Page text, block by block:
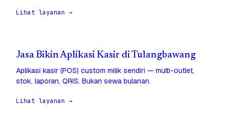
Lihat layanan →
Jasa Bikin Aplikasi Kasir di Tulangbawang
Aplikasi kasir (POS) custom milik sendiri — multi-outlet,
stok, laporan, QRIS. Bukan sewa bulanan.
Lihat layanan →